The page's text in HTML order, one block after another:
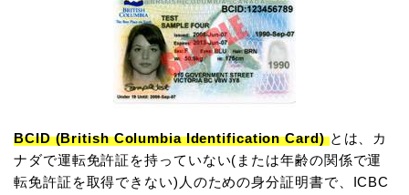
BCID (British Columbia Identification Card)とは、カ
ナダで運転免許証を持っていない(または年齢の関係で運
転免許証を取得できない)人のための身分証明書で、ICBC